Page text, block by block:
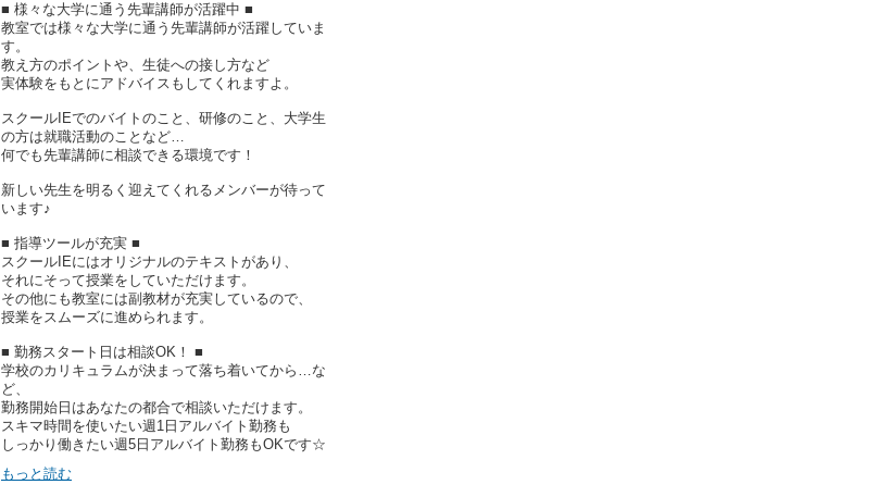
■ 様々な大学に通う先輩講師が活躍中 ■
教室では様々な大学に通う先輩講師が活躍していま
す。
教え方のポイントや、生徒への接し方など
実体験をもとにアドバイスもしてくれますよ。
スクールIEでのバイトのこと、研修のこと、大学生
の方は就職活動のことなど…
何でも先輩講師に相談できる環境です！
新しい先生を明るく迎えてくれるメンバーが待って
います♪
■ 指導ツールが充実 ■
スクールIEにはオリジナルのテキストがあり、
それにそって授業をしていただけます。
その他にも教室には副教材が充実しているので、
授業をスムーズに進められます。
■ 勤務スタート日は相談OK！ ■
学校のカリキュラムが決まって落ち着いてから…な
ど、
勤務開始日はあなたの都合で相談いただけます。
スキマ時間を使いたい週1日アルバイト勤務も
しっかり働きたい週5日アルバイト勤務もOKです☆
もっと読む